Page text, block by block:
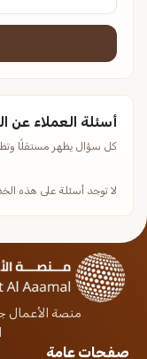
أسئلة العملاء عن
كل سؤال يظهر مستقلًا
لا توجد أسئلة على هذه
منصة الأعمال
صفحات عامة